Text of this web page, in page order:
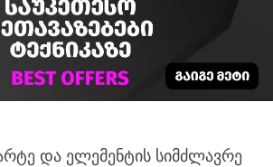
და ელემენტის სიმძლავრე